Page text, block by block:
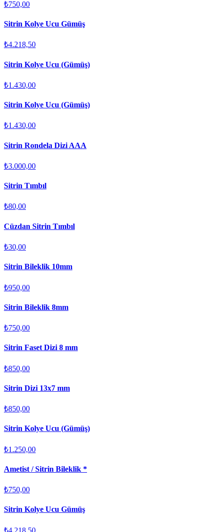
₺750,00
Sitrin Kolye Ucu Gümüş
₺4.218,50
Sitrin Kolye Ucu (Gümüş)
₺1.430,00
Sitrin Kolye Ucu (Gümüş)
₺1.430,00
Sitrin Rondela Dizi AAA
₺3.000,00
Sitrin Tımbıl
₺80,00
Cüzdan Sitrin Tımbıl
₺30,00
Sitrin Bileklik 10mm
₺950,00
Sitrin Bileklik 8mm
₺750,00
Sitrin Faset Dizi 8 mm
₺850,00
Sitrin Dizi 13x7 mm
₺850,00
Sitrin Kolye Ucu (Gümüş)
₺1.250,00
Ametist / Sitrin Bileklik *
₺750,00
Sitrin Kolye Ucu Gümüş
₺4.218,50